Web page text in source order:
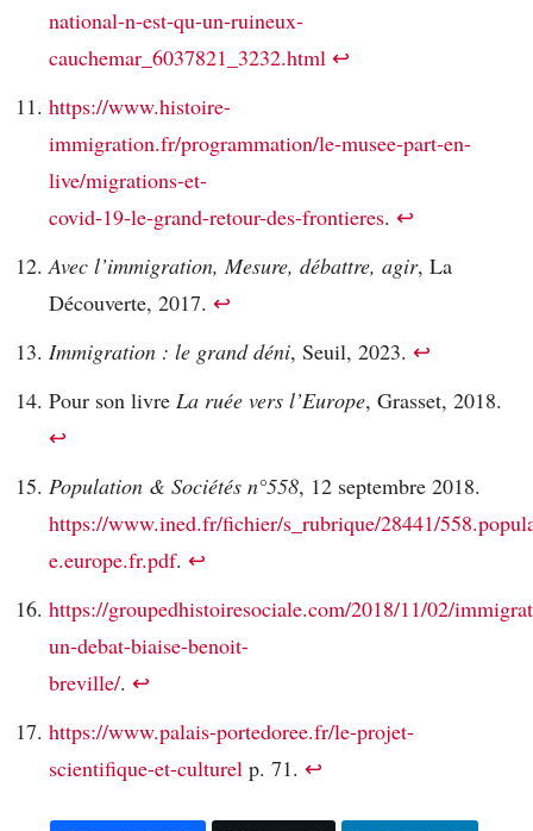
national-n-est-qu-un-ruineux-
cauchemar_6037821_3232.html ↩︎
https://www.histoire-
immigration.fr/programmation/le-musee-part-en-
live/migrations-et-
covid-19-le-grand-retour-des-frontieres. ↩︎
Avec l’immigration, Mesure, débattre, agir, La
Découverte, 2017. ↩︎
Immigration : le grand déni, Seuil, 2023. ↩︎
Pour son livre La ruée vers l’Europe, Grasset, 2018.
↩︎
Population & Sociétés n°558, 12 septembre 2018.
https://www.ined.fr/fichier/s_rubrique/28441/
e.europe.fr.pdf. ↩︎
https://groupedhistoiresociale.com/2018/11/02/
un-debat-biaise-benoit-
breville/. ↩︎
https://www.palais-portedoree.fr/le-projet-
scientifique-et-culturel p. 71. ↩︎